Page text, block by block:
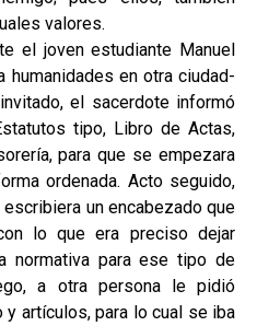
valores.
el joven estudiante Manuel
humanidades en otra ciudad-
el sacerdote informó
tipo, Libro de Actas,
para que se empezara
ordenada. Acto seguido,
un encabezado que
lo que era preciso dejar
normativa para ese tipo de
a otra persona le pidió
y artículos, para lo cual se iba